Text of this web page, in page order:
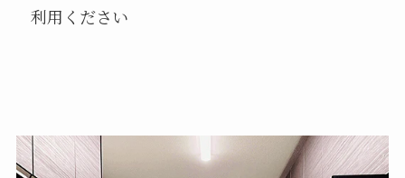
利用ください